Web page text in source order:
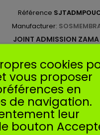
Référence
Manufacturer:
JOINT ADMISSION ZAMA
POULAN
Joint d'admission pour
Zama.
1,90 €
Ajouter au panier
cookies
vous proposer
en
de navigation.
leur
bouton